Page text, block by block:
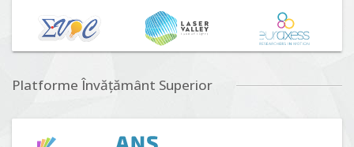
Platforme Învățământ Superior